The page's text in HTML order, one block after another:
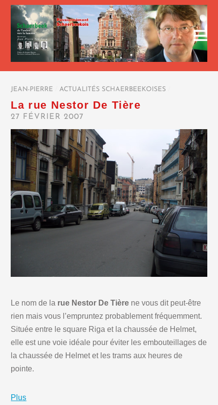
JEAN-PIERRE ACTUALITÉS SCHAERBEEKOISES
La rue Nestor De Tière
27 FÉVRIER 2007
Le nom de la rue Nestor De Tière ne vous dit peut-être
rien mais vous l’empruntez probablement fréquemment.
Située entre le square Riga et la chaussée de Helmet,
elle est une voie idéale pour éviter les embouteillages de
la chaussée de Helmet et les trams aux heures de
pointe.
Plus